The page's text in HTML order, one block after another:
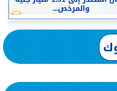
والمرخص...